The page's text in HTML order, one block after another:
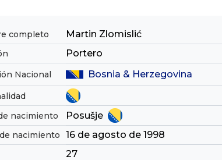
completo Martin Zlomislić
Portero
Nacional Bosnia & Herzegovina
nacimiento
Posušje
nacimiento 16 de agosto de 1998
27